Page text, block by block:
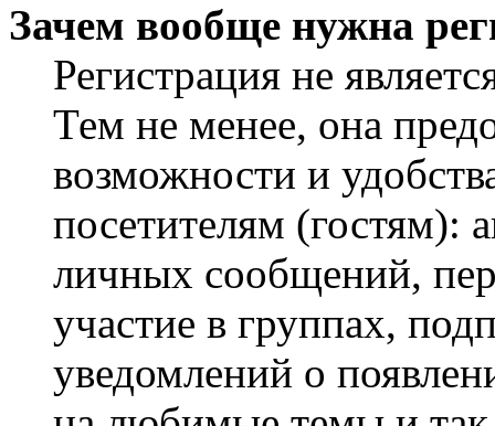
Зачем вообще нужна
Регистрация не
Тем не менее, она
возможности и
посетителям (гостям):
личных сообщений,
участие в группах,
уведомлений о